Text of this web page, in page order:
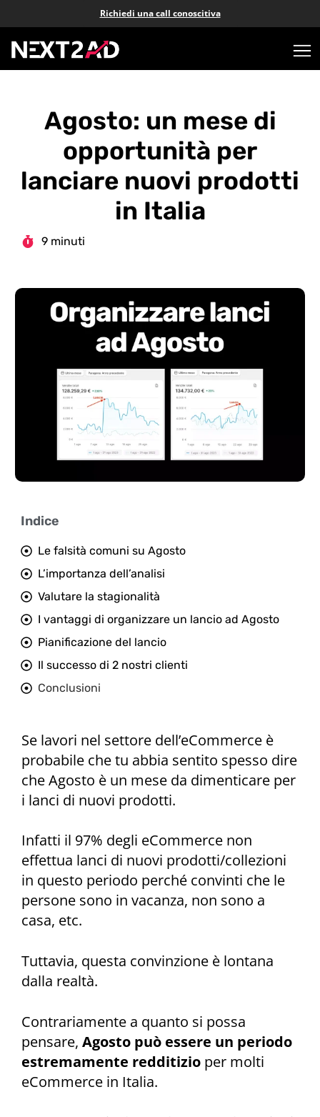
Richiedi una call conoscitiva
Agosto: un mese di
opportunità per
lanciare nuovi prodotti
in Italia
9 minuti
Indice
Le falsità comuni su Agosto
L’importanza dell’analisi
Valutare la stagionalità
I vantaggi di organizzare un lancio ad Agosto
Pianificazione del lancio
Il successo di 2 nostri clienti
Conclusioni
Se lavori nel settore dell’eCommerce è
probabile che tu abbia sentito spesso dire
che Agosto è un mese da dimenticare per
i lanci di nuovi prodotti.
Infatti il 97% degli eCommerce non
effettua lanci di nuovi prodotti/collezioni
in questo periodo perché convinti che le
persone sono in vacanza, non sono a
casa, etc.
Tuttavia, questa convinzione è lontana
dalla realtà.
Contrariamente a quanto si possa
pensare, Agosto può essere un periodo
estremamente redditizio per molti
eCommerce in Italia.